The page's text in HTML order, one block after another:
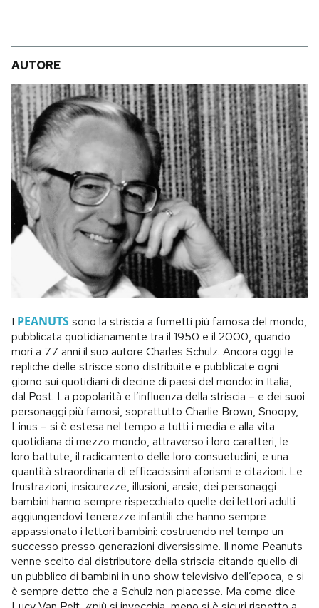
AUTORE
I PEANUTSsono la striscia a fumetti più famosa del mondo,
pubblicata quotidianamente tra il 1950 e il 2000, quando
morì a 77 anni il suo autore Charles Schulz. Ancora oggi le
repliche delle strisce sono distribuite e pubblicate ogni
giorno sui quotidiani di decine di paesi del mondo: in Italia,
dal Post. La popolarità e l’influenza della striscia – e dei suoi
personaggi più famosi, soprattutto Charlie Brown, Snoopy,
Linus – si è estesa nel tempo a tutti i media e alla vita
quotidiana di mezzo mondo, attraverso i loro caratteri, le
loro battute, il radicamento delle loro consuetudini, e una
quantità straordinaria di efficacissimi aforismi e citazioni. Le
frustrazioni, insicurezze, illusioni, ansie, dei personaggi
bambini hanno sempre rispecchiato quelle dei lettori adulti
aggiungendovi tenerezze infantili che hanno sempre
appassionato i lettori bambini: costruendo nel tempo un
successo presso generazioni diversissime. Il nome Peanuts
venne scelto dal distributore della striscia citando quello di
un pubblico di bambini in uno show televisivo dell’epoca, e si
è sempre detto che a Schulz non piacesse. Ma come dice